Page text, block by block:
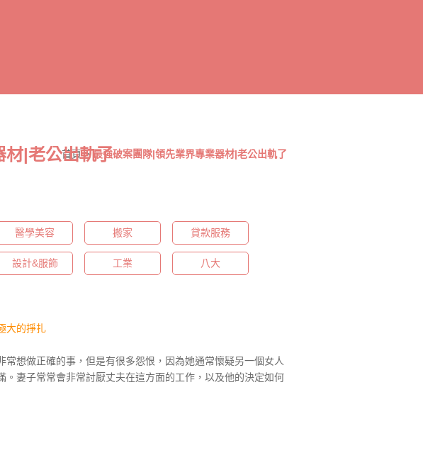
首頁>最強破案團隊|領先業界專業器材|老公出軌了
材|老公出軌了
醫學美容 搬家 貸款服務
設計&服飾 工業 八大
大的掙扎
常想做正確的事，但是有很多怨恨，因為她通常懷疑另一個女人
妻子常常會非常討厭丈夫在這方面的工作，以及他的決定如何